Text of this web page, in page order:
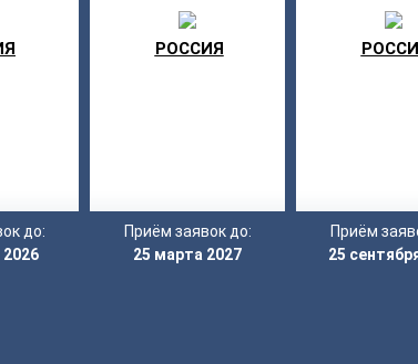
до:
2026
РОССИЯ
Приём заявок до:
25 марта 2027
Приём
25